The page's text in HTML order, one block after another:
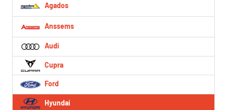
Agados
Anssems
Audi
Cupra
Ford
Hyundai